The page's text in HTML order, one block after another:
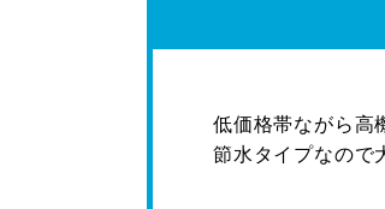
低価格帯ながら高
節水タイプなので